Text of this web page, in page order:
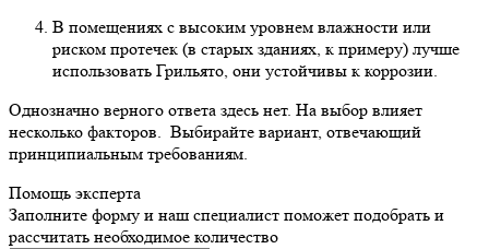
В помещениях с высоким уровнем влажности или
риском протечек (в старых зданиях, к примеру) лучше
использовать Грильято, они устойчивы к коррозии.
Однозначно верного ответа здесь нет. На выбор влияет
несколько факторов. Выбирайте вариант, отвечающий
принципиальным требованиям.
Помощь эксперта
Заполните форму и наш специалист поможет подобрать и
рассчитать необходимое количество